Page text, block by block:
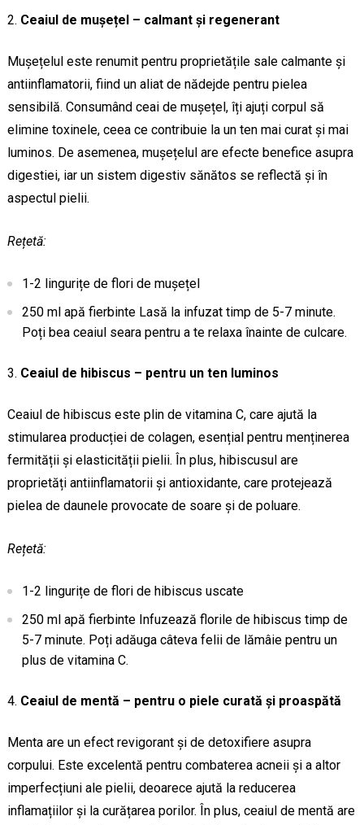
Ceaiul de mușețel – calmant și regenerant
Mușețelul este renumit pentru proprietățile sale calmante și
antiinflamatorii, fiind un aliat de nădejde pentru pielea
sensibilă. Consumând ceai de mușețel, îți ajuți corpul să
elimine toxinele, ceea ce contribuie la un ten mai curat și mai
luminos. De asemenea, mușețelul are efecte benefice asupra
digestiei, iar un sistem digestiv sănătos se reflectă și în
aspectul pielii.
Rețetă:
1-2 lingurițe de flori de mușețel
250 ml apă fierbinte Lasă la infuzat timp de 5-7 minute.
Poți bea ceaiul seara pentru a te relaxa înainte de culcare.
Ceaiul de hibiscus – pentru un ten luminos
Ceaiul de hibiscus este plin de vitamina C, care ajută la
stimularea producției de colagen, esențial pentru menținerea
fermității și elasticității pielii. În plus, hibiscusul are
proprietăți antiinflamatorii și antioxidante, care protejează
pielea de daunele provocate de soare și de poluare.
Rețetă:
1-2 lingurițe de flori de hibiscus uscate
250 ml apă fierbinte Infuzează florile de hibiscus timp de
5-7 minute. Poți adăuga câteva felii de lămâie pentru un
plus de vitamina C.
Ceaiul de mentă – pentru o piele curată și proaspătă
Menta are un efect revigorant și de detoxifiere asupra
corpului. Este excelentă pentru combaterea acneii și a altor
imperfecțiuni ale pielii, deoarece ajută la reducerea
inflamațiilor și la curățarea porilor. În plus, ceaiul de mentă are